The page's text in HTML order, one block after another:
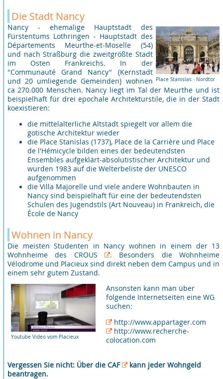
Die Stadt Nancy
Place Stanislas - Nordtor
Nancy - ehemalige Hauptstadt des
Fürstentums Lothringen - Hauptstadt des
Départements Meurthe-et-Moselle (54)
und nach Straßburg die zweitgrößte Stadt
im Osten Frankreichs. In der
"Communauté Grand Nancy" (Kernstadt
und 20 umliegende Gemeinden) wohnen
ca 270.000 Menschen. Nancy liegt im Tal der Meurthe und ist
beispielhaft für drei epochale Architekturstile, die in der Stadt
koexistieren:
die mittelalterliche Altstadt spiegelt vor allem die
gotische Architektur wieder
die Place Stanislas (1737), Place de la Carrière und Place
de l'Hémicycle bilden eines der bedeutendsten
Ensembles aufgeklärt-absolutistischer Architektur und
wurden 1983 auf die Welterbeliste der UNESCO
aufgenommen
die Villa Majorelle und viele andere Wohnbauten in
Nancy sind beispielhaft für eine der bedeutendsten
Schulen des Jugendstils (Art Nouveau) in Frankreich, die
École de Nancy
Wohnen in Nancy
Die meisten Studenten in Nancy wohnen in einem der 13
Wohnheime des CROUS
. Besonders die Wohnheime
Vélodrome und Placieux sind direkt neben dem Campus und in
einem sehr gutem Zustand.
Youtube Video vom Placieux
Ansonsten kann man über
folgende Internetseiten eine WG
suchen:
http://www.appartager.com
http://www.recherche-
colocation.com
Vergessen Sie nicht: Über die CAF
kann jeder Wohngeld
beantragen.